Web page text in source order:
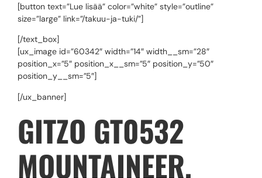
[button text=”Lue lisää” color=”white” style=”outline”
size=”large” link=”/takuu-ja-tuki/”]
[/text_box]
[ux_image id=”60342″ width=”14″ width__sm=”28″
position_x=”5″ position_x__sm=”5″ position_y=”50″
position_y__sm=”5″]
[/ux_banner]
GITZO GT0532
MOUNTAINEER,